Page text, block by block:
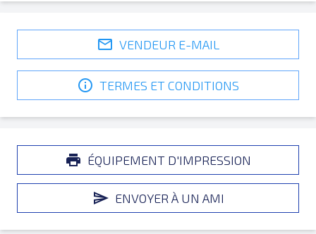
VENDEUR E-MAIL
TERMES ET CONDITIONS
ÉQUIPEMENT D'IMPRESSION
ENVOYER À UN AMI